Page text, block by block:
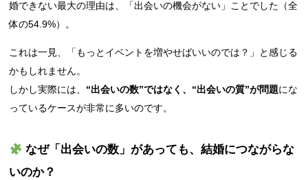
婚できない最大の理由は、「出会いの機会がない」ことでした（全
体の54.9%）。
これは一見、「もっとイベントを増やせばいいのでは？」と感じる
かもしれません。
しかし実際には、 “出会いの数”ではなく、“出会いの質”が問題にな
っているケースが非常に多いのです。
なぜ「出会いの数」があっても、結婚につながらな
いのか？